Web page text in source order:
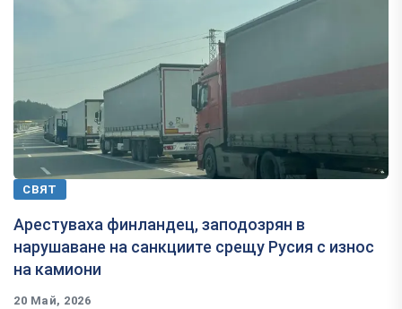
СВЯТ
Арестуваха финландец, заподозрян в
нарушаване на санкциите срещу Русия с износ
на камиони
20 Май, 2026